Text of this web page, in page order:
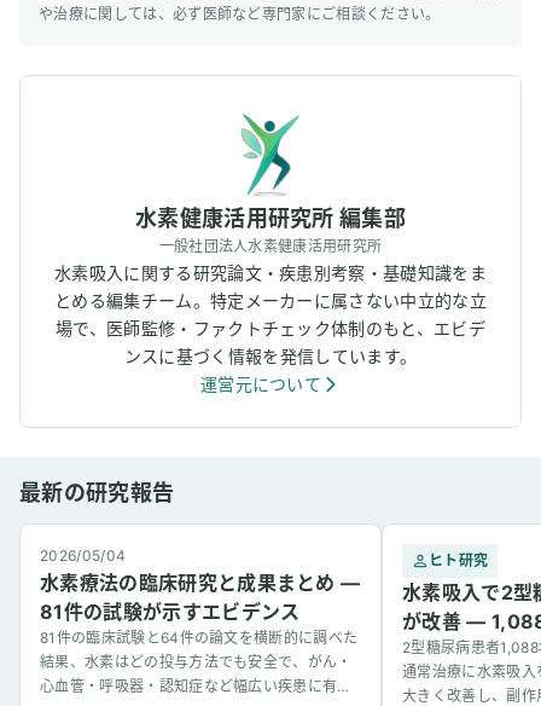
や治療に関しては、必ず医師など専門家にご相談ください。
水素健康活用研究所 編集部
一般社団法人水素健康活用研究所
水素吸入に関する研究論文・疾患別考察・基礎知識をま
とめる編集チーム。特定メーカーに属さない中立的な立
場で、医師監修・ファクトチェック体制のもと、エビデ
ンスに基づく情報を発信しています。
運営元について
最新の研究報告
2026/05/04
水素療法の臨床研究と成果まとめ —
81件の試験が示すエビデンス
81件の臨床試験と64件の論文を横断的に調べた
結果、水素はどの投与方法でも安全で、がん・
心血管・呼吸器・認知症など幅広い疾患に有望
ヒト研究
水素吸入で2型
が改善 —
2型糖尿病患者
通常治療に水素吸
大きく改善し、副